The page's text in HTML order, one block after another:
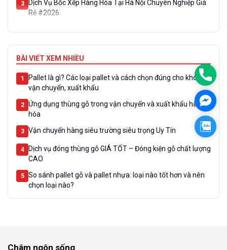
Rẻ #2026
5
Đặt pallet gỗ theo yêu cầu: Sản xuất theo kích thước, tải
trọng
BÀI VIẾT XEM NHIỀU
1
Pallet là gì? Các loại pallet và cách chọn đúng cho kho,
vận chuyển, xuất khẩu
2
Ứng dụng thùng gỗ trong vận chuyển và xuất khẩu hàng
hóa
3 Vận chuyển hàng siêu trường siêu trọng Uy Tín
4
Dịch vụ đóng thùng gỗ GIÁ TỐT – Đóng kiện gỗ chất lượng
CAO
5
So sánh pallet gỗ và pallet nhựa: loại nào tốt hơn và nên
chọn loại nào?
Châm ngôn sống
Zalo